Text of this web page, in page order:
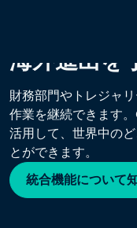
海外進出を
財務部門やトレジャ
作業を継続できます
活用して、世界中の
とができます。
統合機能について